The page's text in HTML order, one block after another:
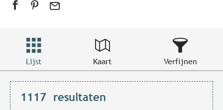
Lijst Kaart Verfijnen
1117 resultaten